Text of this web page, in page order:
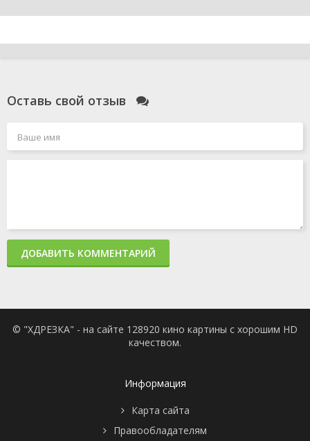
Оставь свой отзыв
ДОБАВИТЬ КОММЕНТАРИЙ
© "ХДРЕЗКА" - на сайте 128920 кино картины с хорошим HD
качеством.
Информация
Карта сайта
Правообладателям